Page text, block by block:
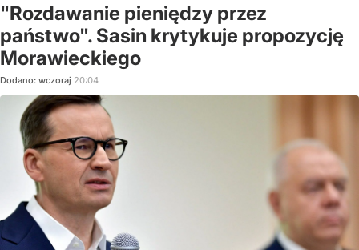
"Rozdawanie pieniędzy przez
państwo". Sasin krytykuje propozycję
Morawieckiego
Dodano: wczoraj 20:04